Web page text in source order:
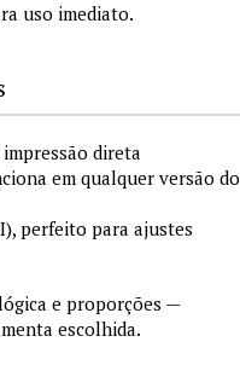
uso imediato.
direta
em qualquer versão do
perfeito para ajustes
e proporções —
escolhida.